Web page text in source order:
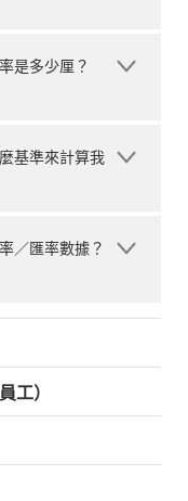
是多少厘？
基準來計算我
／匯率數據？
工）